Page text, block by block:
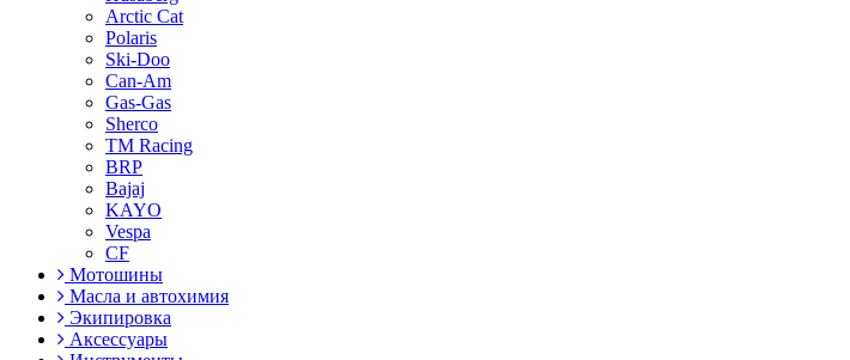
Arctic Cat
Polaris
Ski-Doo
Can-Am
Gas-Gas
Sherco
TM Racing
BRP
Bajaj
KAYO
Vespa
CF
Мотошины
Масла и автохимия
Экипировка
Аксессуары